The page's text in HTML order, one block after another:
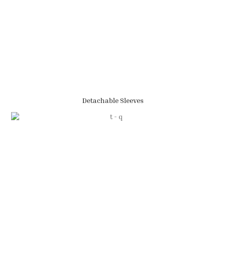
Detachable Sleeves